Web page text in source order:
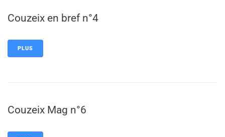
Couzeix en bref n°4
PLUS
Couzeix Mag n°6